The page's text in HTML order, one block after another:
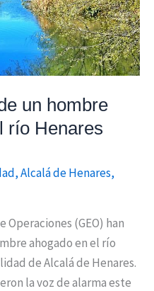
un hombre
río Henares
,Alcalá de Henares,
Operaciones (GEO) han
ahogado en el río
de Alcalá de Henares.
la voz de alarma este